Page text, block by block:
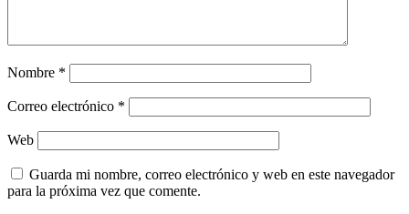
Nombre *
Correo electrónico *
Web
Guarda mi nombre, correo electrónico y web en este navegador
para la próxima vez que comente.